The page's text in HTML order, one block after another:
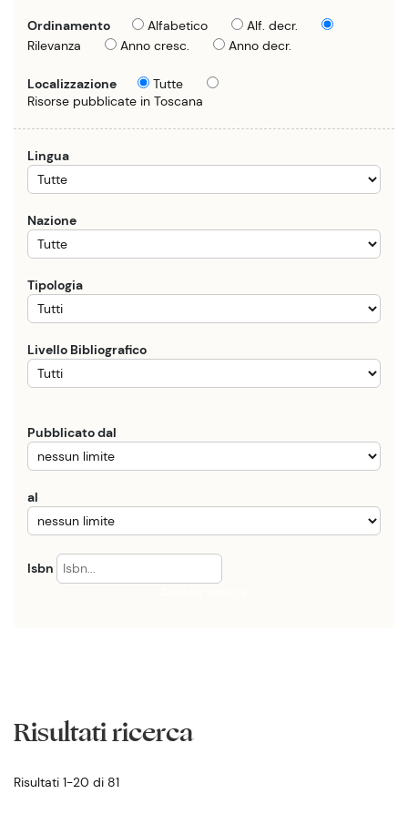
Ordinamento Alfabetico
Alf. decr.
Rilevanza
Anno cresc. Anno decr.
Localizzazione
Tutte
Risorse pubblicate in Toscana
Lingua
Nazione
Tipologia
Livello Bibliografico
Pubblicato dal
al
Isbn
Risultati ricerca
Risultati 1-20 di 81